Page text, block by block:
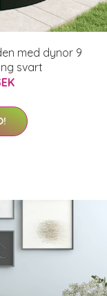
med dynor 9
svart